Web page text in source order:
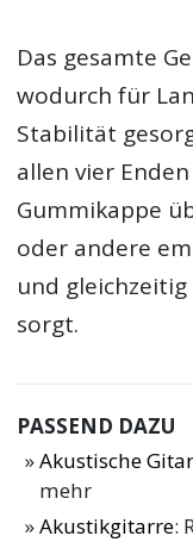
Das gesamte
wodurch für
Stabilität
allen vier
Gummikappe
oder andere
und
sorgt.
PASSEND DAZU
Akustische
mehr
Akustikgitarre: